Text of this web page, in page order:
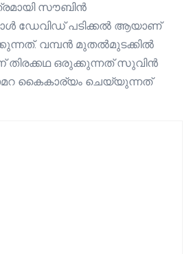
സൗബിൻ
ഡേവിഡ് പടിക്കൽ ആയാണ്
വമ്പൻ മുതൽമുടക്കിൽ
തിരക്കഥ ഒരുക്കുന്നത് സുവിൻ
കൈകാര്യം ചെയ്യുന്നത്